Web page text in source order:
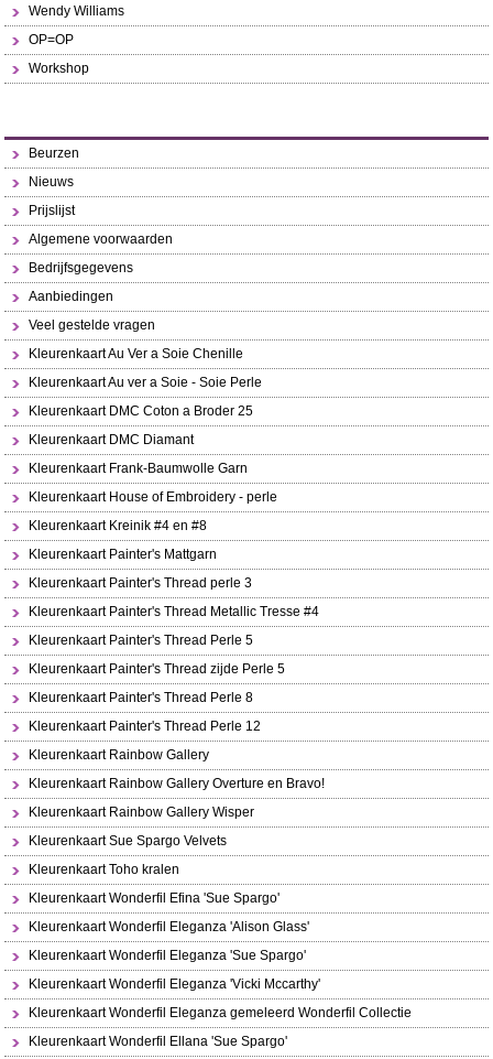
Wendy Williams
OP=OP
Workshop
Beurzen
Nieuws
Prijslijst
Algemene voorwaarden
Bedrijfsgegevens
Aanbiedingen
Veel gestelde vragen
Kleurenkaart Au Ver a Soie Chenille
Kleurenkaart Au ver a Soie - Soie Perle
Kleurenkaart DMC Coton a Broder 25
Kleurenkaart DMC Diamant
Kleurenkaart Frank-Baumwolle Garn
Kleurenkaart House of Embroidery - perle
Kleurenkaart Kreinik #4 en #8
Kleurenkaart Painter's Mattgarn
Kleurenkaart Painter's Thread perle 3
Kleurenkaart Painter's Thread Metallic Tresse #4
Kleurenkaart Painter's Thread Perle 5
Kleurenkaart Painter's Thread zijde Perle 5
Kleurenkaart Painter's Thread Perle 8
Kleurenkaart Painter's Thread Perle 12
Kleurenkaart Rainbow Gallery
Kleurenkaart Rainbow Gallery Overture en Bravo!
Kleurenkaart Rainbow Gallery Wisper
Kleurenkaart Sue Spargo Velvets
Kleurenkaart Toho kralen
Kleurenkaart Wonderfil Efina 'Sue Spargo'
Kleurenkaart Wonderfil Eleganza 'Alison Glass'
Kleurenkaart Wonderfil Eleganza 'Sue Spargo'
Kleurenkaart Wonderfil Eleganza 'Vicki Mccarthy'
Kleurenkaart Wonderfil Eleganza gemeleerd Wonderfil Collectie
Kleurenkaart Wonderfil Ellana 'Sue Spargo'